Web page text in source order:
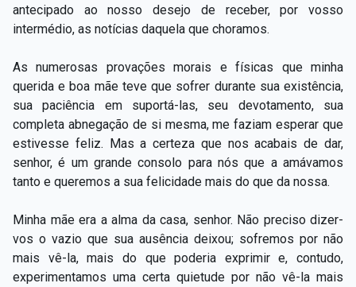
antecipado ao nosso desejo de receber, por vosso
intermédio, as notícias daquela que choramos.
As numerosas provações morais e físicas que minha
querida e boa mãe teve que sofrer durante sua existência,
sua paciência em suportá-las, seu devotamento, sua
completa abnegação de si mesma, me faziam esperar que
estivesse feliz. Mas a certeza que nos acabais de dar,
senhor, é um grande consolo para nós que a amávamos
tanto e queremos a sua felicidade mais do que da nossa.
Minha mãe era a alma da casa, senhor. Não preciso dizer-
vos o vazio que sua ausência deixou; sofremos por não
mais vê-la, mais do que poderia exprimir e, contudo,
experimentamos uma certa quietude por não vê-la mais